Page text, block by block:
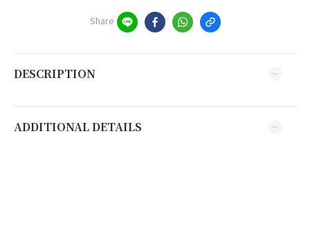
Share
DESCRIPTION
ADDITIONAL DETAILS